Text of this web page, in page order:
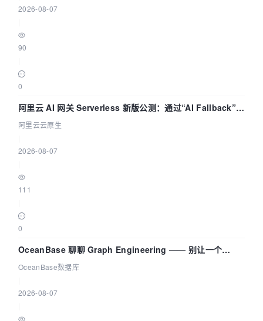
2026-08-07
90
0
阿里云 AI 网关 Serverless 新版公测：通过“AI Fallback”与
拓扑可视化构建 AI 流量治理底座
阿里云云原生
2026-08-07
111
0
OceanBase 聊聊 Graph Engineering —— 别让一个
Agent 既当运动员又
OceanBase数据库
2026-08-07